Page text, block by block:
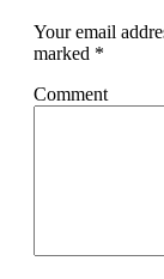
Your email
marked *
Comment